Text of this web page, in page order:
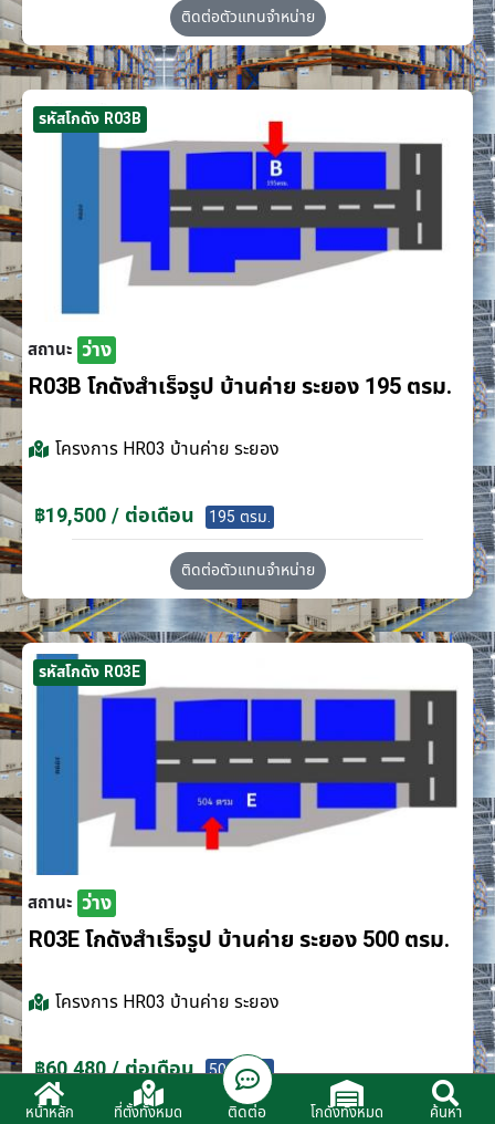
ติดต่อตัวแทนจำหน่าย
รหัสโกดัง R03B
สถานะ ว่าง
R03B โกดังสำเร็จรูป บ้านค่าย ระยอง 195 ตรม.
โครงการ HR03 บ้านค่าย ระยอง
฿19,500 / ต่อเดือน 195 ตรม.
ติดต่อตัวแทนจำหน่าย
รหัสโกดัง R03E
สถานะ ว่าง
R03E โกดังสำเร็จรูป บ้านค่าย ระยอง 500 ตรม.
โครงการ HR03 บ้านค่าย ระยอง
฿60,480 / ต่อเดือน 500 ตรม.
หน้าหลัก ที่ตั้งทั้งหมด ติดต่อ โกดังทั้งหมด ค้นหา